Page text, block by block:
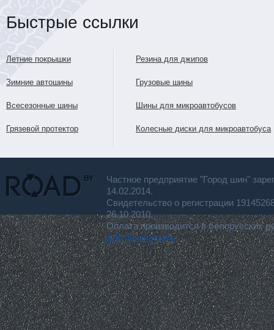
Быстрые ссылки
Летние покрышки
Зимние автошины
Всесезонные шины
Грязевой протектор
Резина для джипов
Грузовые шины
Шины для микроавтобусов
Колесные диски для микроавтобуса
Частное предприятие "Город шин"
14.02.2014.
Свидетельство о регистрации
26.10.2010.
Оплата производится в белорусских
для покупателя.